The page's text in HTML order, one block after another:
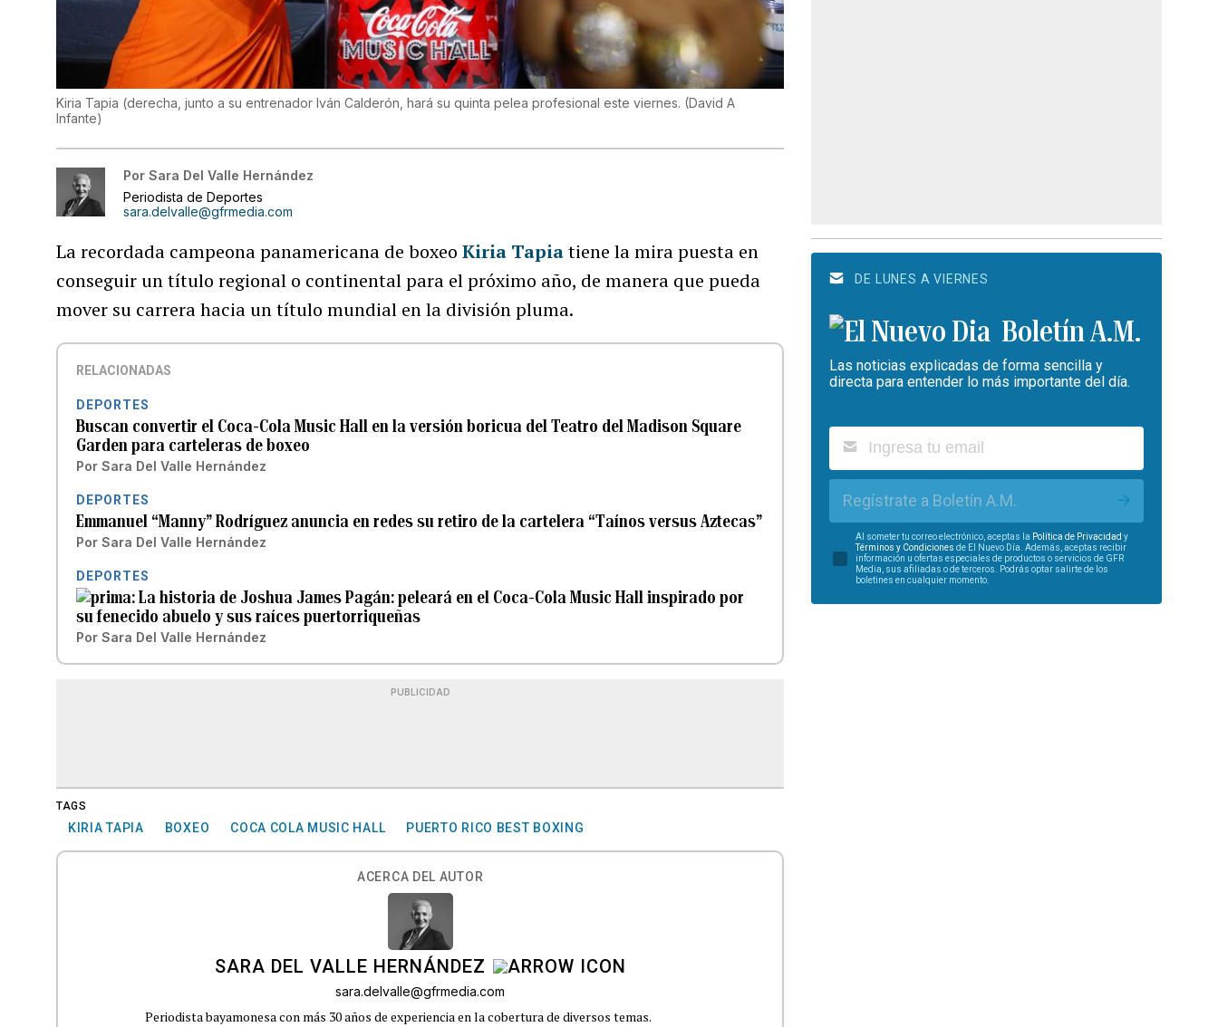
Kiria Tapia (derecha, junto a su entrenador Iván Calderón, hará su quinta pelea profesional este viernes. (David A
Infante)
Por Sara Del Valle Hernández
Periodista de Deportes
sara.delvalle@gfrmedia.com
La recordada campeona panamericana de boxeoKiria Tapiatiene la mira puesta en
conseguir un título regional o continental para el próximo año, de manera que pueda
mover su carrera hacia un título mundial en la división pluma.
RELACIONADAS
DEPORTES
Buscan convertir el Coca-Cola Music Hall en la versión boricua del Teatro del Madison Square
Garden para carteleras de boxeo
Por Sara Del Valle Hernández
DEPORTES
Emmanuel “Manny” Rodríguez anuncia en redes su retiro de la cartelera “Taínos versus Aztecas”
Por Sara Del Valle Hernández
DEPORTES
La historia de Joshua James Pagán: peleará en el Coca-Cola Music Hall inspirado por
su fenecido abuelo y sus raíces puertorriqueñas
Por Sara Del Valle Hernández
PUBLICIDAD
TAGS
KIRIA TAPIA BOXEO COCA COLA MUSIC HALL PUERTO RICO BEST BOXING
ACERCA DEL AUTOR
SARA DEL VALLE HERNÁNDEZ
sara.delvalle@gfrmedia.com
Periodista bayamonesa con más 30 años de experiencia en la cobertura de diversos temas.
DE LUNES A VIERNES
Boletín A.M.
Las noticias explicadas de forma sencilla y
directa para entender lo más importante del día.
Regístrate a Boletín A.M.
Al someter tu correo electrónico, aceptas la Política de Privacidad y
Términos y Condiciones de El Nuevo Día. Además, aceptas recibir
información u ofertas especiales de productos o servicios de GFR
Media, sus afiliadas o de terceros. Podrás optar salirte de los
boletines en cualquier momento.